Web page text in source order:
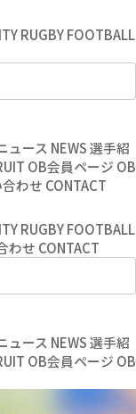
RUGBY FOOTBALL
ュース NEWS選手紹
OB会員ページ OB
わせ CONTACT
RUGBY FOOTBALL
わせ CONTACT
ュース NEWS選手紹
OB会員ページ OB